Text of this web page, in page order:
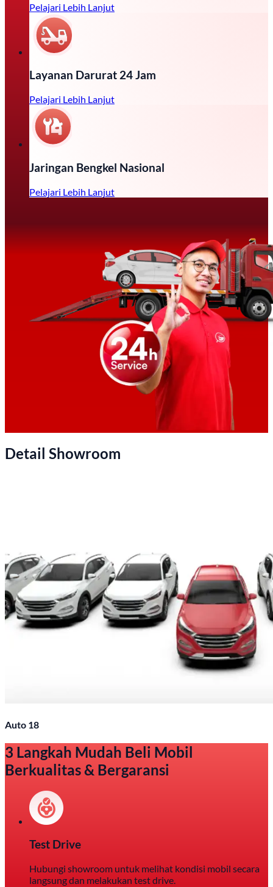
Pelajari Lebih Lanjut
Layanan Darurat 24 Jam
Pelajari Lebih Lanjut
Jaringan Bengkel Nasional
Pelajari Lebih Lanjut
Detail Showroom
Auto 18
3 Langkah Mudah Beli Mobil
Berkualitas & Bergaransi
Test Drive
Hubungi showroom untuk melihat kondisi mobil secara
langsung dan melakukan test drive.